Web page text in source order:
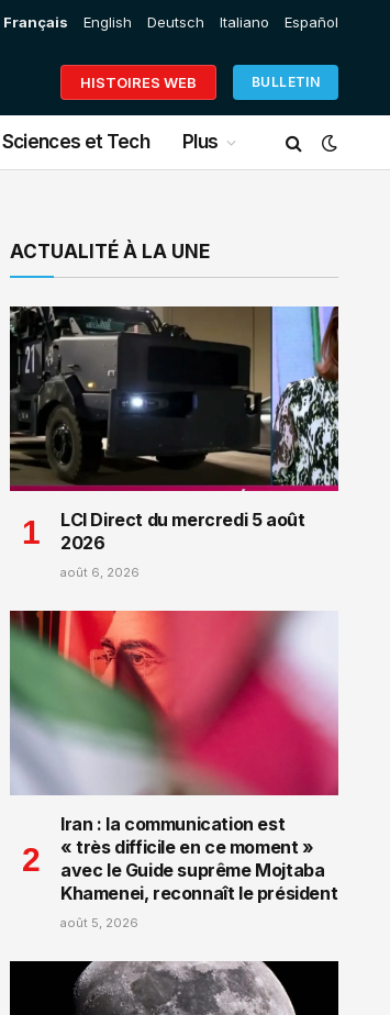
Français English Deutsch Italiano Español
HISTOIRES WEB BULLETIN
Sciences et Tech Plus
ACTUALITÉ À LA UNE
LCI Direct du mercredi 5 août
2026
août 6, 2026
Iran : la communication est
« très difficile en ce moment »
avec le Guide suprême Mojtaba
Khamenei, reconnaît le président
août 5, 2026